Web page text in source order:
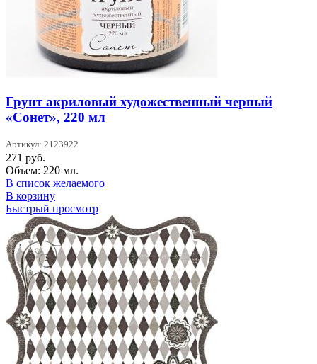
Грунт акриловый художественный черный
«Сонет», 220 мл
Артикул: 2123922
271 руб.
Объем: 220 мл.
В список желаемого
В корзину
Быстрый просмотр